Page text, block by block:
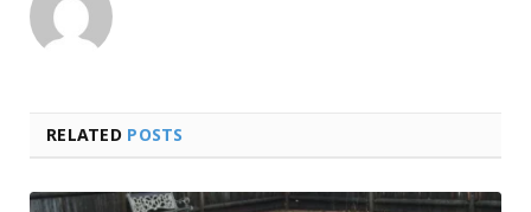
RELATED POSTS